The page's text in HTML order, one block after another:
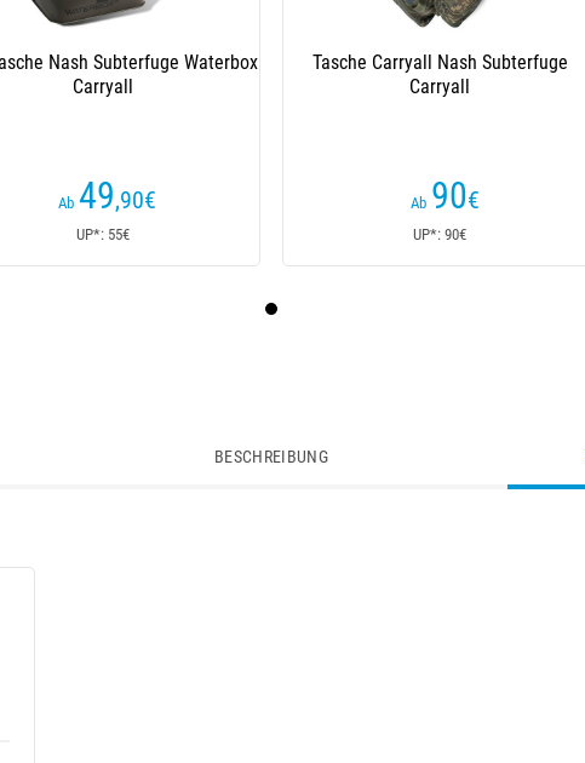
Nash Subterfuge Waterbox
Carryall
Ab 49,90€
UP*: 55€
Tasche Carryall Nash Subterfuge
Carryall
Ab 90€
UP*: 90€
BESCHREIBUNG